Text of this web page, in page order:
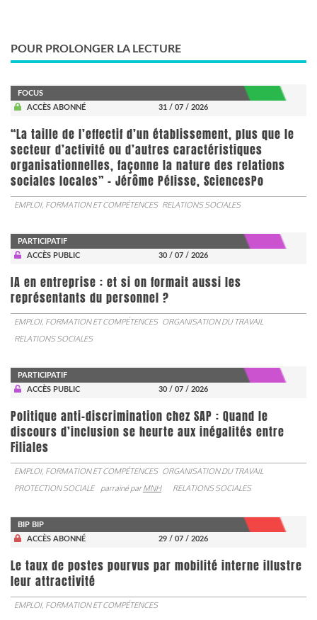
POUR PROLONGER LA LECTURE
FOCUS
ACCÈS ABONNÉ
31 / 07 / 2026
“La taille de l’effectif d’un établissement, plus que le
secteur d’activité ou d’autres caractéristiques
organisationnelles, façonne la nature des relations
sociales locales” - Jérôme Pélisse, SciencesPo
EMPLOI, FORMATION ET COMPÉTENCES RELATIONS SOCIALES
PARTICIPATIF
ACCÈS PUBLIC
30 / 07 / 2026
IA en entreprise : et si on formait aussi les
représentants du personnel ?
EMPLOI, FORMATION ET COMPÉTENCES ORGANISATION DU TRAVAIL
RELATIONS SOCIALES
PARTICIPATIF
ACCÈS PUBLIC
30 / 07 / 2026
Politique anti-discrimination chez SAP : Quand le
discours d’inclusion se heurte aux inégalités entre
Filiales
EMPLOI, FORMATION ET COMPÉTENCES ORGANISATION DU TRAVAIL
PROTECTION SOCIALE
parrainé parMNH RELATIONS SOCIALES
BIP BIP
ACCÈS ABONNÉ
29 / 07 / 2026
Le taux de postes pourvus par mobilité interne illustre
leur attractivité
EMPLOI, FORMATION ET COMPÉTENCES